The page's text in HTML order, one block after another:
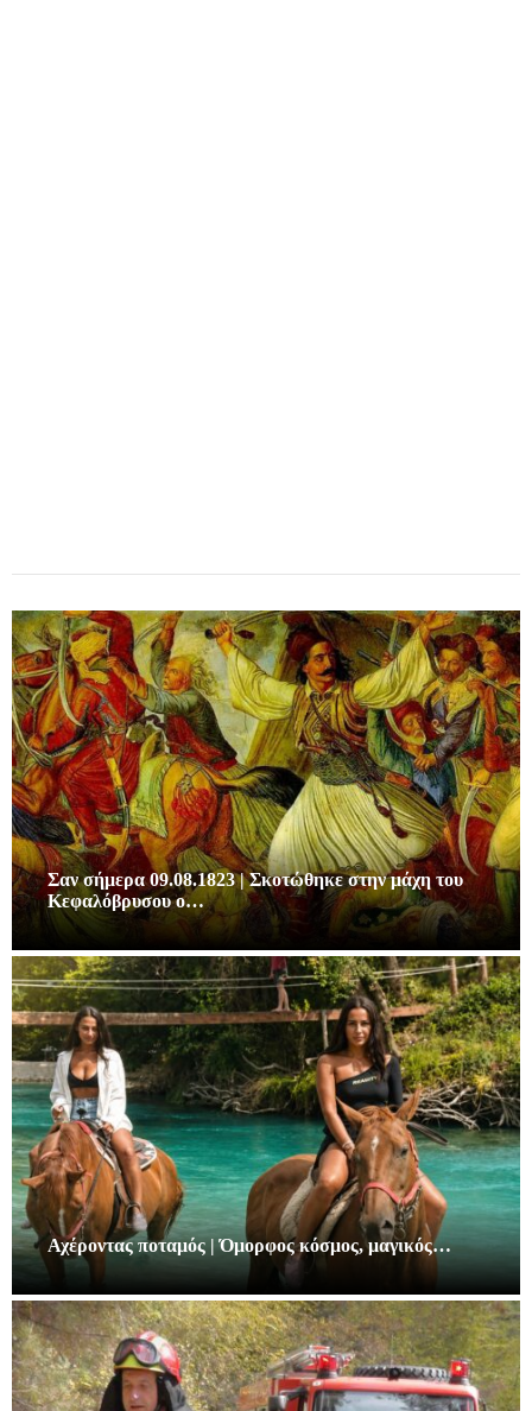
Σαν σήμερα 09.08.1823 | Σκοτώθηκε στην μάχη του
Κεφαλόβρυσου ο…
Αχέροντας ποταμός | Όμορφος κόσμος, μαγικός…